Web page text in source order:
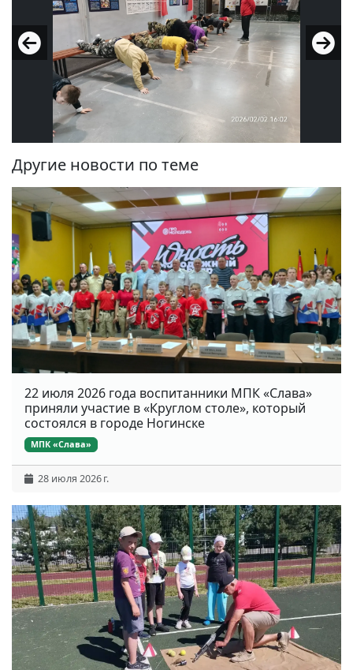
Другие новости по теме
22 июля 2026 года воспитанники МПК «Слава»
приняли участие в «Круглом столе», который
состоялся в городе Ногинске
МПК «Слава»
28 июля 2026 г.